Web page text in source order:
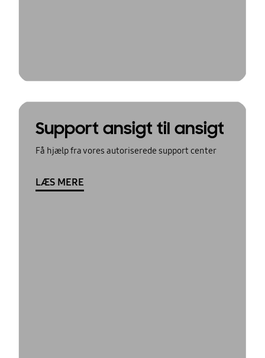
Support ansigt til ansigt
Få hjælp fra vores autoriserede support center
LÆS MERE